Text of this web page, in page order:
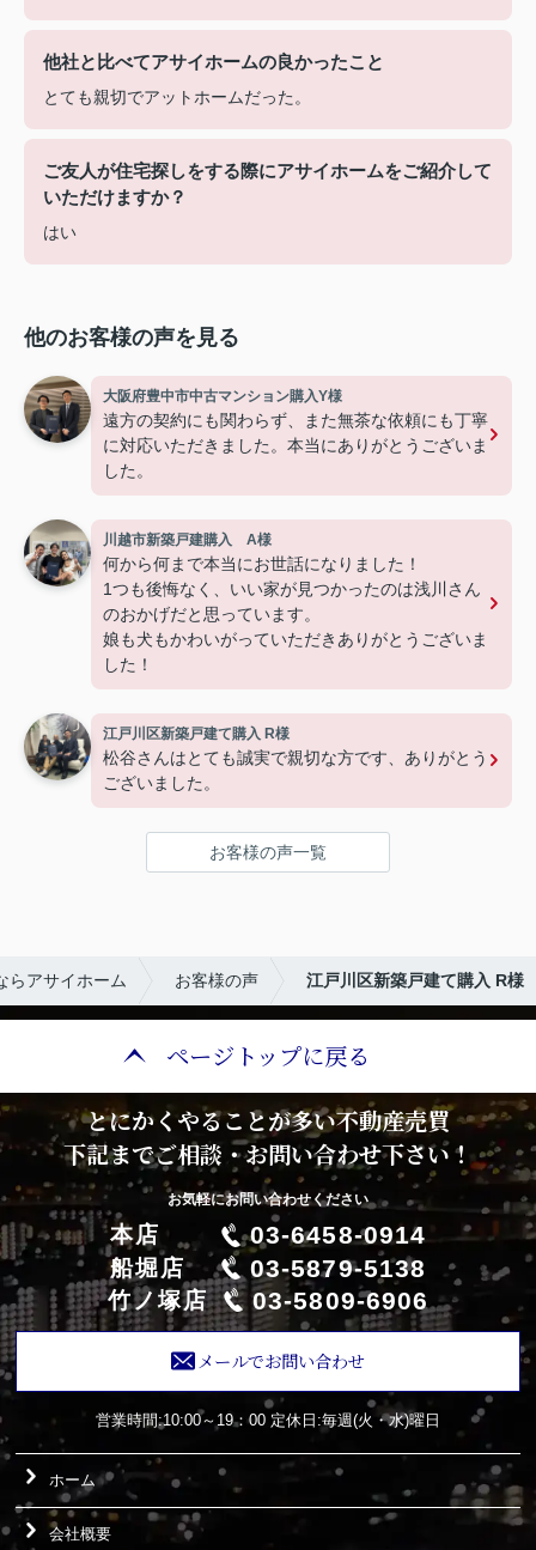
他社と比べてアサイホームの良かったこと
とても親切でアットホームだった。
ご友人が住宅探しをする際にアサイホームをご紹介して
いただけますか？
はい
他のお客様の声を見る
大阪府豊中市中古マンション購入Y様
遠方の契約にも関わらず、また無茶な依頼にも丁寧
に対応いただきました。本当にありがとうございま
した。
川越市新築戸建購入 A様
何から何まで本当にお世話になりました！
1つも後悔なく、いい家が見つかったのは浅川さん
のおかげだと思っています。
娘も犬もかわいがっていただきありがとうございま
した！
江戸川区新築戸建て購入 R様
松谷さんはとても誠実で親切な方です、ありがとう
ございました。
お客様の声一覧
らアサイホーム お客様の声 江戸川区新築戸建て購入 R様
ページトップに戻る
とにかくやることが多い不動産売買
下記までご相談・お問い合わせ下さい！
お気軽にお問い合わせください
本店 03-6458-0914
船堀店 03-5879-5138
竹ノ塚店 03-5809-6906
メールでお問い合わせ
営業時間:10:00～19：00 定休日:毎週(火・水)曜日
ホーム
会社概要